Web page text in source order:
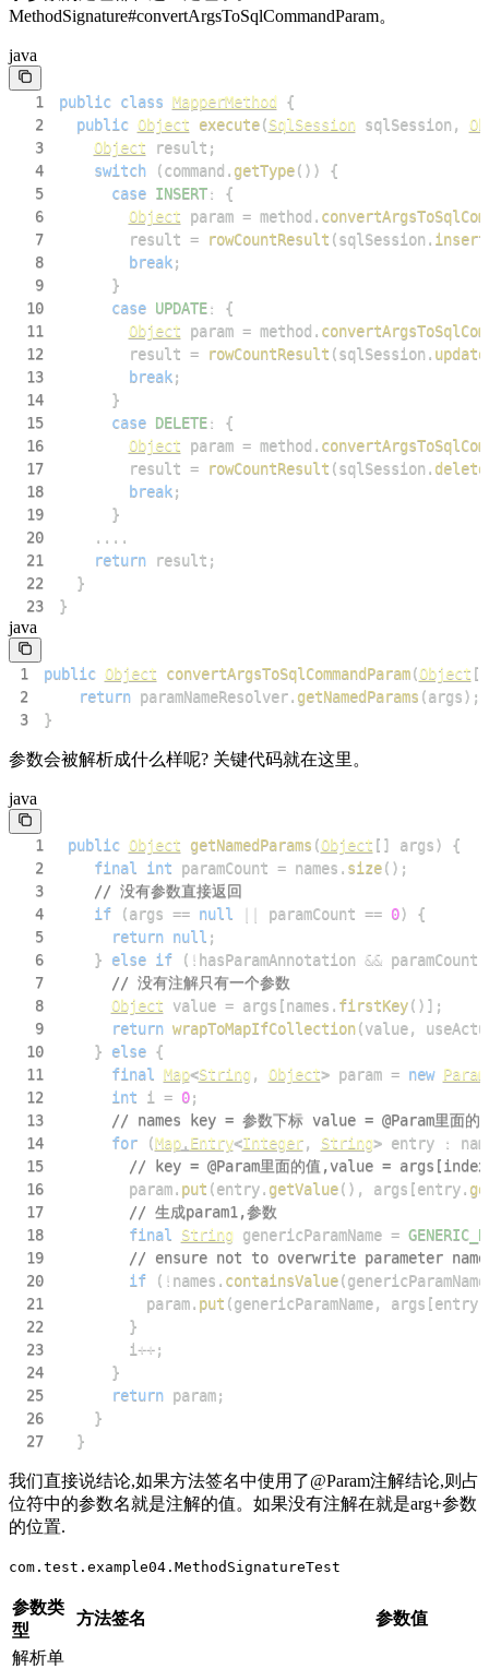
MethodSignature#convertArgsToSqlCommandParam。
java
1 public class MapperMethod
{
2
public Object execute(SqlSession sqlSession ,
3
Object result ;
4
switch (command . getType( ) )
{
5
case INSERT:
{
6
Object param = method .
7
        result
= rowCountResult (sqlSession . insert
8
break;
9
}
10
case UPDATE:
{
11
Object param = method .
12
        result
= rowCountResult (sqlSession . update
13
break;
14
}
15
case DELETE:
{
16
Object param = method .
17
        result
= rowCountResult (sqlSession . delete
18
break;
19
}
20
. . . .
21
return result ;
22
}
23
}
java
1 public Object convertArgsToSqlCommandParam(Object [
2
return paramNameResolver. getNamedParams (args) ;
3
}
参数会被解析成什么样呢? 关键代码就在这里。
java
1 public Object getNamedParams (Object [ ] args)
{
2
final int paramCount = names . size( ) ;
3
// 没有参数直接返回
4
if (args == null paramCount == 0)
{
5
return null ;
6
} else if ( ! hasParamAnnotation && paramCount
7
// 没有注解只有一个参数
8
Object value = args [names . firstKey( ) ] ;
9
return wrapToMapIfCollection(value,
10
} else {
11
final Map<String , Object> param = new
12
int i = 0;
13
// names key = 参数下标 value = @Param里面的
14
for (Map. Entry<Integer, String> entry :
15
// key = @Param里面的值,value =
16
        param
. put (entry. getValue( ) , args [entry.
17
// 生成param1,参数
18
final String genericParamName =
19
// ensure not to overwrite parameter named
20
if ( ! names . containsValue(genericParamName
21
          param
. put (genericParamName, args [entry.
22
}
23
        i
++;
24
}
25
return param;
26
}
27
}
我们直接说结论,如果方法签名中使用了@Param注解结论,则占
位符中的参数名就是注解的值。如果没有注解在就是arg+参数
的位置.
com.test.example04.MethodSignatureTest
参数类
型
方法签名 参数值
解析单